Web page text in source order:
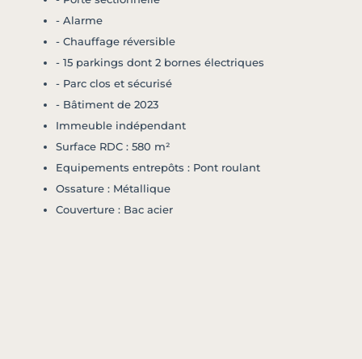
- Alarme
- Chauffage réversible
- 15 parkings dont 2 bornes électriques
- Parc clos et sécurisé
- Bâtiment de 2023
Immeuble indépendant
Surface RDC : 580 m²
Equipements entrepôts : Pont roulant
Ossature : Métallique
Couverture : Bac acier